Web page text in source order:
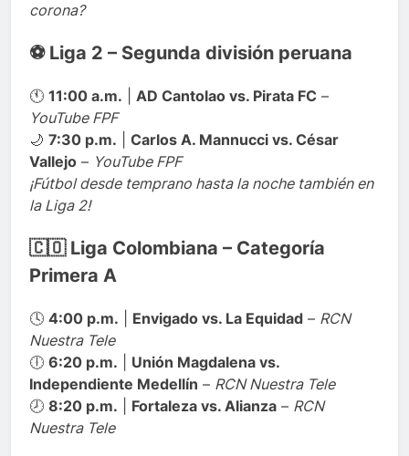
corona?
⚽ Liga 2 – Segunda división peruana
🕚 11:00 a.m. AD Cantolao vs. Pirata FC –
YouTube FPF
🌙 7:30 p.m.
Carlos A. Mannucci vs. César
Vallejo – YouTube FPF
¡Fútbol desde temprano hasta la noche también en
la Liga 2!
🇨🇴 Liga Colombiana – Categoría
Primera A
🕓 4:00 p.m. Envigado vs. La Equidad – RCN
Nuestra Tele
🕕 6:20 p.m.
Unión Magdalena vs.
Independiente Medellín – RCN Nuestra Tele
🕗 8:20 p.m. Fortaleza vs. Alianza – RCN
Nuestra Tele